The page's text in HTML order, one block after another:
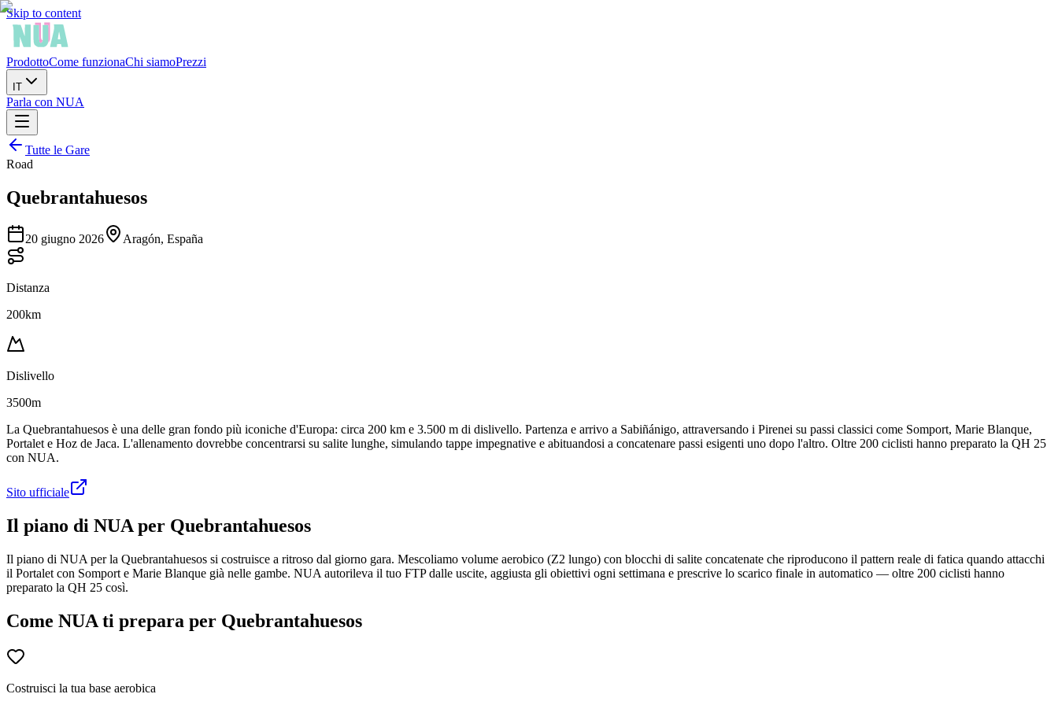
Skip to content
ProdottoCome funzionaChi siamoPrezzi
IT
Parla con NUA
Tutte le Gare
Road
Quebrantahuesos
20 giugno 2026 Aragón, España
Distanza
200km
Dislivello
3500m
La Quebrantahuesos è una delle gran fondo più iconiche d'Europa: circa 200 km e 3.500 m di dislivello. Partenza e arrivo a Sabiñánigo, attraversando i Pirenei su passi classici come Somport, Marie Blanque,
Portalet e Hoz de Jaca. L'allenamento dovrebbe concentrarsi su salite lunghe, simulando tappe impegnative e abituandosi a concatenare passi esigenti uno dopo l'altro. Oltre 200 ciclisti hanno preparato la QH 25
con NUA.
Sito ufficiale
Il piano di NUA per Quebrantahuesos
Il piano di NUA per la Quebrantahuesos si costruisce a ritroso dal giorno gara. Mescoliamo volume aerobico (Z2 lungo) con blocchi di salite concatenate che riproducono il pattern reale di fatica quando attacchi
il Portalet con Somport e Marie Blanque già nelle gambe. NUA autorileva il tuo FTP dalle uscite, aggiusta gli obiettivi ogni settimana e prescrive lo scarico finale in automatico — oltre 200 ciclisti hanno
preparato la QH 25 così.
Come NUA ti prepara per Quebrantahuesos
Costruisci la tua base aerobica